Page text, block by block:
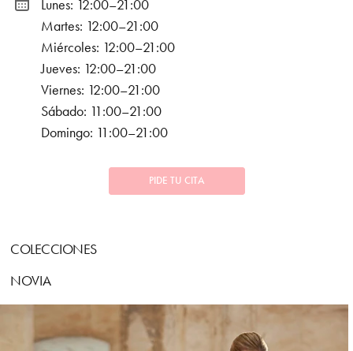
Lunes: 12:00–21:00
Martes: 12:00–21:00
Miércoles: 12:00–21:00
Jueves: 12:00–21:00
Viernes: 12:00–21:00
Sábado: 11:00–21:00
Domingo: 11:00–21:00
PIDE TU CITA
COLECCIONES
NOVIA